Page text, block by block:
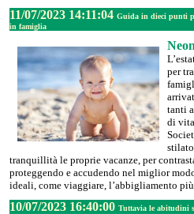
11/07/2023 14:11:04 Guida in dieci punti
in famiglia
per
tanti
di
tranquillità le proprie vacanze, per
proteggendo e accudendo nel miglior
ideali, come viaggiare, l’abbigliamento
10/07/2023 16:40:00 Tuttavia le abitudini